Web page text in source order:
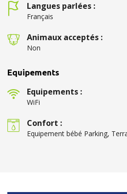
Langues parlées :
Français
Animaux acceptés :
Non
Equipements
Equipements :
WiFi
Confort :
Equipement bébé Parking,